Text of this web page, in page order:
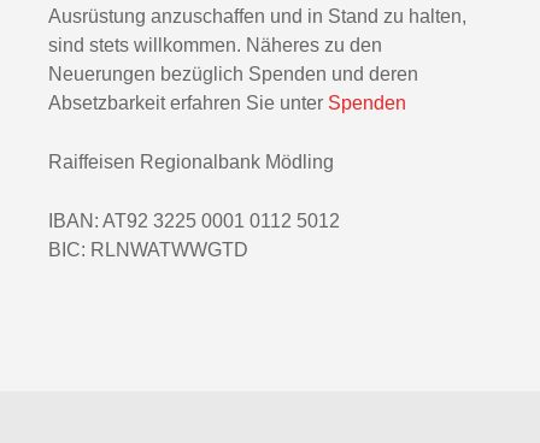
Ausrüstung anzuschaffen und in Stand zu halten,
sind stets willkommen. Näheres zu den
Neuerungen bezüglich Spenden und deren
Absetzbarkeit erfahren Sie unter Spenden
Raiffeisen Regionalbank Mödling
IBAN: AT92 3225 0001 0112 5012
BIC: RLNWATWWGTD